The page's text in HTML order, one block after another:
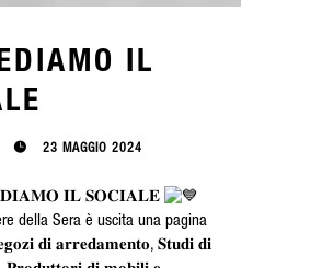
IL
23 MAGGIO 2024
𝐈𝐋 𝐒𝐎𝐂𝐈𝐀𝐋𝐄
della Sera è uscita una pagina
𝐝𝐢 𝐚𝐫𝐫𝐞𝐝𝐚𝐦𝐞𝐧𝐭𝐨, 𝐒𝐭𝐮𝐝𝐢 𝐝𝐢